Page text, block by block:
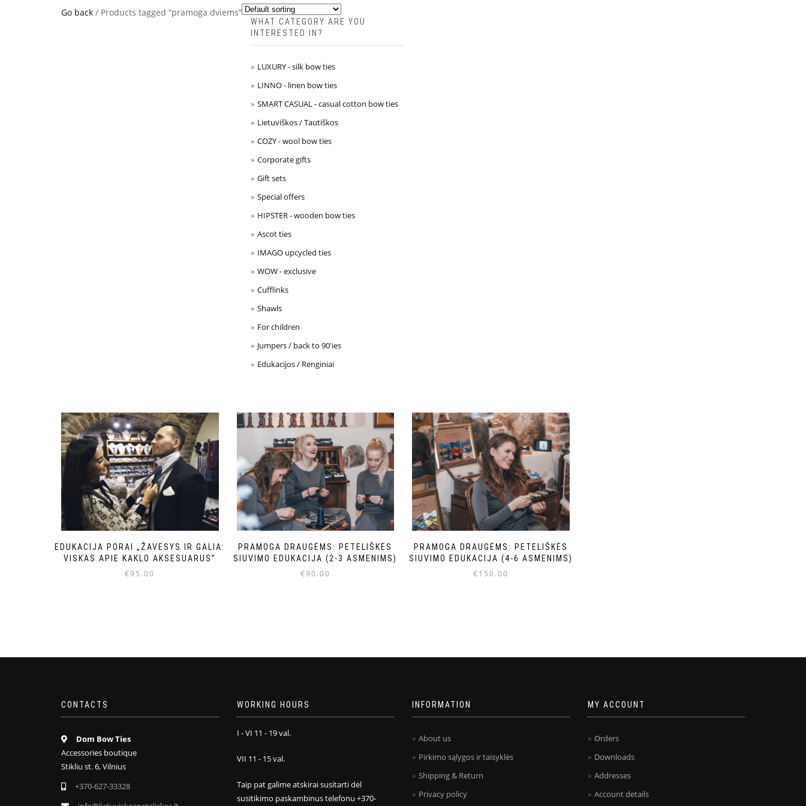
Go back / Products tagged “pramoga dviems”
WHAT CATEGORY ARE YOU
INTERESTED IN?
LUXURY - silk bow ties
LINNO - linen bow ties
SMART CASUAL - casual cotton bow ties
Lietuviškos / Tautiškos
COZY - wool bow ties
Corporate gifts
Gift sets
Special offers
HIPSTER - wooden bow ties
Ascot ties
IMAGO upcycled ties
WOW - exclusive
Cufflinks
Shawls
For children
Jumpers / back to 90'ies
Edukacijos / Renginiai
EDUKACIJA PORAI „ŽAVESYS IR GALIA:
VISKAS APIE KAKLO AKSESUARUS”
€95.00
PRAMOGA DRAUGĖMS: PETELIŠKĖS
SIUVIMO EDUKACIJA (2-3 ASMENIMS)
€90.00
PRAMOGA DRAUGĖMS: PETELIŠKĖS
SIUVIMO EDUKACIJA (4-6 ASMENIMS)
€150.00
CONTACTS
Dom Bow Ties
Accessories boutique
Stikliu st. 6, Vilnius
+370-627-33328
WORKING HOURS
I - VI 11 - 19 val.
VII 11 - 15 val.
Taip pat galime atskirai susitarti dėl
susitikimo paskambinus telefonu +370-
INFORMATION
About us
Pirkimo sąlygos ir taisyklės
Shipping & Return
Privacy policy
MY ACCOUNT
Orders
Downloads
Addresses
Account details